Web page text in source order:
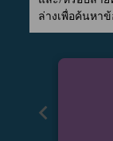
ล่างเพื่อค้นหา
chevron_left